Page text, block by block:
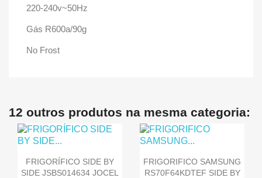
220-240v~50Hz
Gás R600a/90g
No Frost
12 outros produtos na mesma categoria:
FRIGORÍFICO SIDE BY
SIDE JSBS014634 JOCEL
FRIGORIFICO SAMSUNG
RS70F64KDTEF SIDE BY